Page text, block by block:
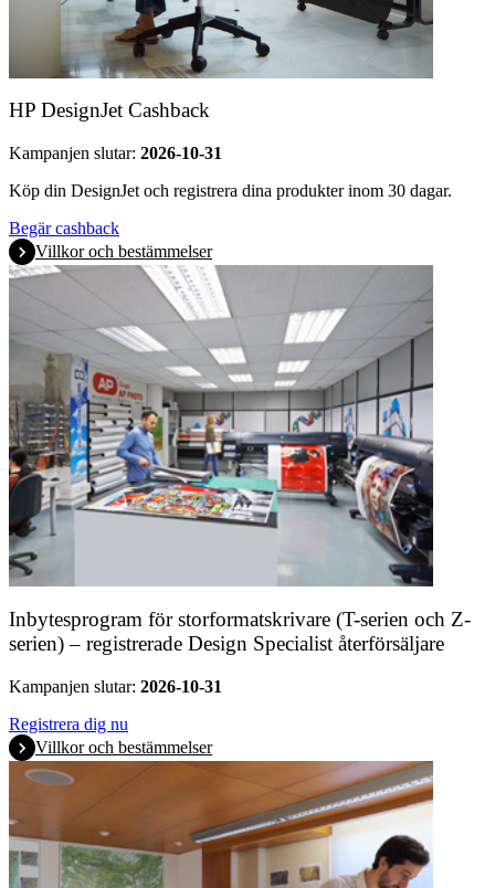
HP DesignJet Cashback
Kampanjen slutar: 2026-10-31
Köp din DesignJet och registrera dina produkter inom 30 dagar.
Begär cashback
Villkor och bestämmelser
Inbytesprogram för storformatskrivare (T-serien och Z-
serien) – registrerade Design Specialist återförsäljare
Kampanjen slutar: 2026-10-31
Registrera dig nu
Villkor och bestämmelser